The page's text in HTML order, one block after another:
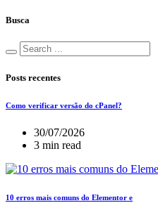
Busca
Posts recentes
Como verificar versão do cPanel?
30/07/2026
3 min read
10 erros mais comuns do Elementor e